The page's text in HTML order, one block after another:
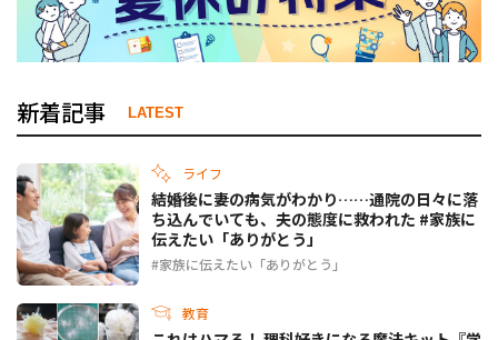
新着記事 LATEST
ライフ
結婚後に妻の病気がわかり……通院の日々に落
ち込んでいても、夫の態度に救われた #家族に
伝えたい「ありがとう」
家族に伝えたい「ありがとう」
教育